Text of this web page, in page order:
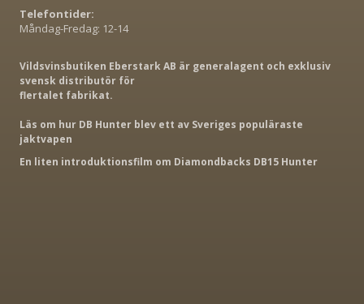
Telefontider:
Måndag-Fredag: 12-14
Vildsvinsbutiken Eberstark AB är generalagent och exklusiv
svensk distributör för
flertalet fabrikat.
Läs om hur DB Hunter blev ett av Sveriges populäraste
jaktvapen
En liten introduktionsfilm om Diamondbacks DB15 Hunter